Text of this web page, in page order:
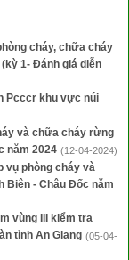
cháy, chữa cháy
1- Đánh giá diễn
Pcccr khu vực núi
và chữa cháy rừng
năm 2024 (12-04-2024)
vụ phòng cháy và
Biên - Châu Đốc năm
vùng III kiểm tra
tỉnh An Giang (05-04-